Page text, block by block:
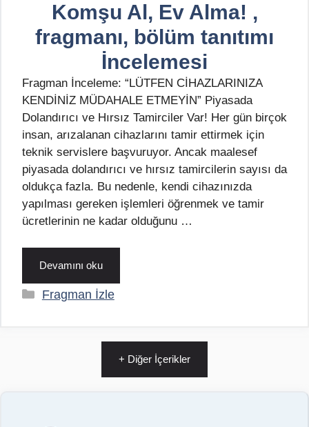
Komşu Al, Ev Alma! ,
fragmanı, bölüm tanıtımı
İncelemesi
Fragman İnceleme: “LÜTFEN CİHAZLARINIZA
KENDİNİZ MÜDAHALE ETMEYİN” Piyasada
Dolandırıcı ve Hırsız Tamirciler Var! Her gün birçok
insan, arızalanan cihazlarını tamir ettirmek için
teknik servislere başvuruyor. Ancak maalesef
piyasada dolandırıcı ve hırsız tamircilerin sayısı da
oldukça fazla. Bu nedenle, kendi cihazınızda
yapılması gereken işlemleri öğrenmek ve tamir
ücretlerinin ne kadar olduğunu …
Devamını oku
Kategoriler
Fragman İzle
+ Diğer İçerikler